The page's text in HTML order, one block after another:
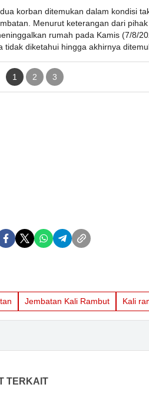
korban ditemukan dalam kondisi
Menurut keterangan dari
rumah pada Kamis (7/8/
tidak diketahui hingga akhirnya
1 2 3
Jembatan Kali Rambut Kali
TERKAIT